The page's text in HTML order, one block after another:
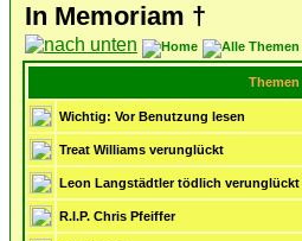
In Memoriam †
Themen
Wichtig: Vor Benutzung lesen
Treat Williams verunglückt
Leon Langstädtler tödlich verunglückt
R.I.P. Chris Pfeiffer